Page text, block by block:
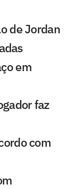
de Jordan
em
faz
com